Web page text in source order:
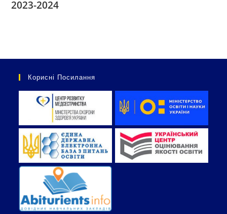
2023-2024
Корисні Посилання